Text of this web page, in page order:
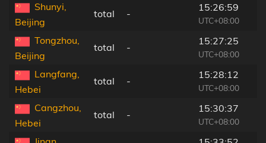
Shunyi,
Beijing
total -
15:26:59
UTC+08:00
Tongzhou,
Beijing
total -
15:27:25
UTC+08:00
Langfang,
Hebei
total -
15:28:12
UTC+08:00
Cangzhou,
Hebei
total -
15:30:37
UTC+08:00